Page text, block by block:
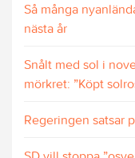
Så många
nästa år
Snålt med sol i
mörkret: ”Köpt
Regeringen satsar